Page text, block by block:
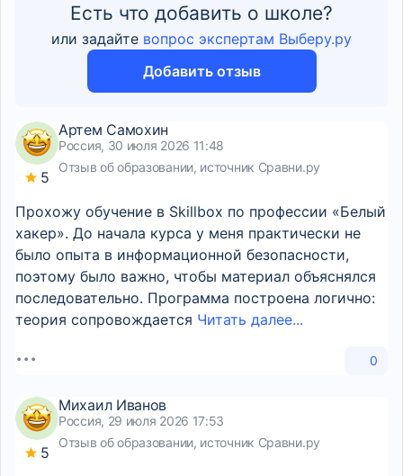
Есть что добавить о школе?
или задайте вопрос экспертам Выберу.ру
Добавить отзыв
5
Артем Самохин
Россия, 30 июля 2026 11:48
Отзыв об образовании, источник Сравни.ру
Прохожу обучение в Skillbox по профессии «Белый
хакер». До начала курса у меня практически не
было опыта в информационной безопасности,
поэтому было важно, чтобы материал объяснялся
последовательно. Программа построена логично:
теория сопровождается Читать далее...
0
5
Михаил Иванов
Россия, 29 июля 2026 17:53
Отзыв об образовании, источник Сравни.ру